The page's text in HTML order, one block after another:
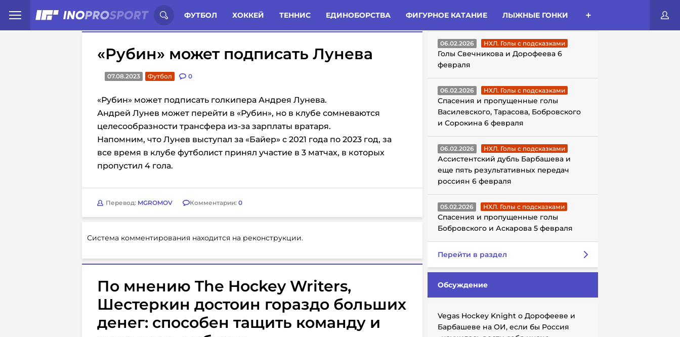
ФУТБОЛ ХОККЕЙ ТЕННИС ЕДИНОБОРСТВА ФИГУРНОЕ КАТАНИЕ ЛЫЖНЫЕ ГОНКИ
Иностранцы о спорте России: Статьи Комменты Новости
«Рубин» может подписать Лунева
07.08.2023 Футбол 0
«Рубин» может подписать голкипера Андрея Лунева.
Андрей Лунев может перейти в «Рубин», но в клубе сомневаются
целесообразности трансфера из-за зарплаты вратаря.
Напомним, что Лунев выступал за «Байер» с 2021 года по 2023 год, за
все время в клубе футболист принял участие в 3 матчах, в которых
пропустил 4 гола.
Перевод: MGROMOV Комментарии: 0
Система комментирования находится на реконструкции.
По мнению The Hockey Writers,
Шестеркин достоин гораздо больших
денег: способен тащить команду и
ГОЛЫ С ПОДСКАЗКАМИ
06.02.2026 НХЛ. Голы с подсказками
Голы Свечникова и Дорофеева 6
февраля
06.02.2026 НХЛ. Голы с подсказками
Спасения и пропущенные голы
Василевского, Тарасова, Бобровского
и Сорокина 6 февраля
06.02.2026 НХЛ. Голы с подсказками
Ассистентский дубль Барбашева и
еще пять результативных передач
россиян 6 февраля
05.02.2026 НХЛ. Голы с подсказками
Спасения и пропущенные голы
Бобровского и Аскарова 5 февраля
Перейти в раздел
Обсуждение
Vegas Hockey Knight о Дорофееве и
Барбашеве на ОИ, если бы Россия